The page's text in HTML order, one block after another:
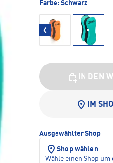
Farbe: Schwarz
IN DEN
IM
Ausgewählter Shop
Shop wählen
Wähle einen Shop um